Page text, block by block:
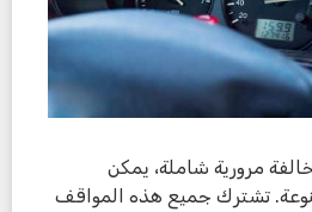
مرورية شاملة، يمكن
تشترك جميع هذه المواقف